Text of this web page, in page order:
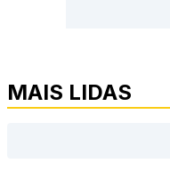
MAIS LIDAS